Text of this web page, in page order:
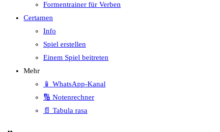
Formentrainer für Verben
Certamen
Info
Spiel erstellen
Einem Spiel beitreten
Mehr
📱 WhatsApp-Kanal
🔢 Notenrechner
📄 Tabula rasa